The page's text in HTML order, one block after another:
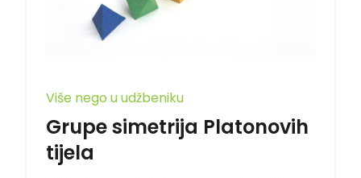
Više nego u udžbeniku
Grupe simetrija Platonovih
tijela